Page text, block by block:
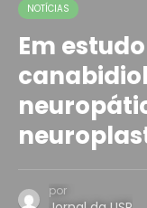
NOTÍCIAS
Em
por